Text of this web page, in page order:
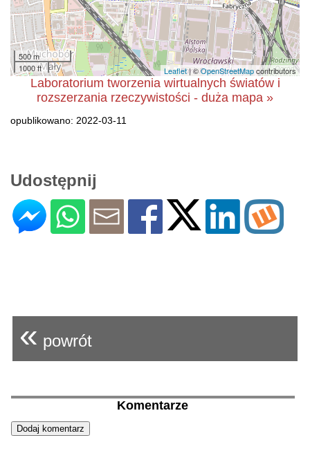
500 m
1000 ft
Leaflet| ©OpenStreetMapcontributors
Laboratorium tworzenia wirtualnych światów i
rozszerzania rzeczywistości - duża mapa »
opublikowano: 2022-03-11
Udostępnij
« powrót
Komentarze